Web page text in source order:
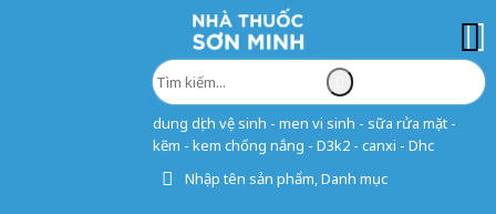
dung dịch vệ sinh - men vi sinh - sữa rửa mặt -
kẽm - kem chống nắng - D3k2 - canxi - Dhc
Nhập tên sản phẩm, Danh mục